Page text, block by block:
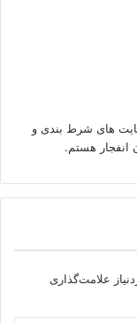
های شرط بندی و
هستم.
علامت‌گذاری